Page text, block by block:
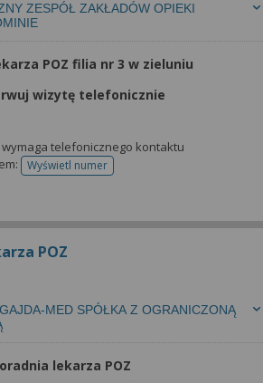
ZESPÓŁ ZAKŁADÓW OPIEKI
POZ filia nr 3 w zieluniu
wizytę telefonicznie
telefonicznego kontaktu
Wyświetl numertelefonu do rejestracji
POZ
MED SPÓŁKA Z OGRANICZONĄ
lekarza POZ